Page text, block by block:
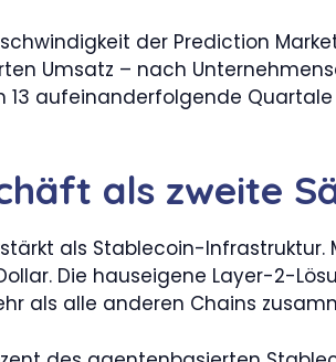
der Prediction
Umsatz – nach
aufeinanderfolgende
als zweite
als Stablecoin-
Die hauseigene Layer-2-
als alle anderen Chains